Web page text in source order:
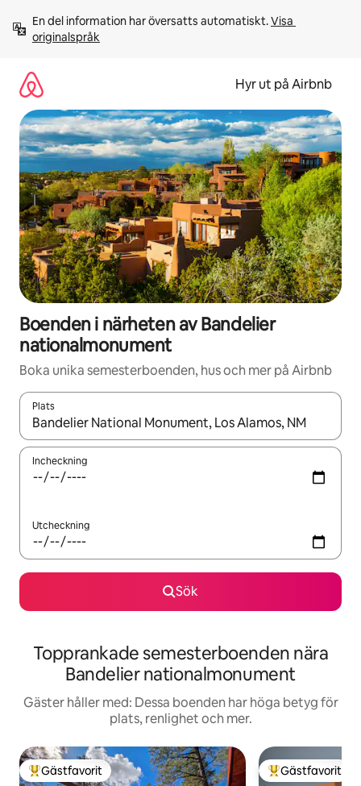
innehåll
En del information har översatts automatiskt. Visa
originalspråk
Hyr ut på Airbnb
Boenden i närheten av Bandelier
nationalmonument
Boka unika semesterboenden, hus och mer på Airbnb
Plats
När resultaten är tillgängliga kan du navigera med upp- och
Incheckning
Utcheckning
Sök
Topprankade semesterboenden nära
Bandelier nationalmonument
Gäster håller med: Dessa boenden har höga betyg för
plats, renlighet och mer.
Populär gästfavorit
Gästfavorit Populär
Gästfavorit